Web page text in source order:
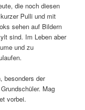
die noch diesen
Pulli und mit
sehen auf Bildern
sind. Im Leben aber
und zu
besonders der
Mag
vorbei.